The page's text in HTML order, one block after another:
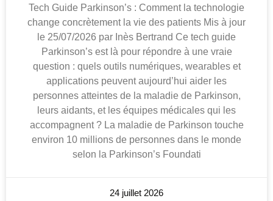
Tech Guide Parkinson’s : Comment la technologie
change concrètement la vie des patients Mis à jour
le 25/07/2026 par Inès Bertrand Ce tech guide
Parkinson’s est là pour répondre à une vraie
question : quels outils numériques, wearables et
applications peuvent aujourd’hui aider les
personnes atteintes de la maladie de Parkinson,
leurs aidants, et les équipes médicales qui les
accompagnent ? La maladie de Parkinson touche
environ 10 millions de personnes dans le monde
selon la Parkinson’s Foundati
24 juillet 2026